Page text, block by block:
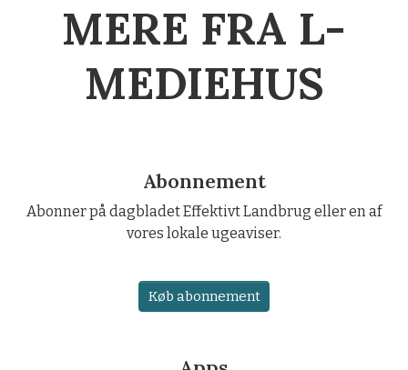
MERE FRA L-
MEDIEHUS
Abonnement
Abonner på dagbladet Effektivt Landbrug eller en af
vores lokale ugeaviser.
Køb abonnement